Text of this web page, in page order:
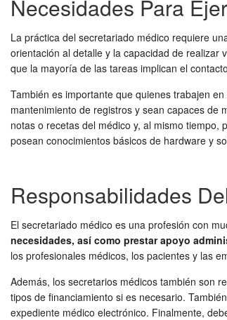
Necesidades Para
La práctica del secretariado médico requiere
orientación al detalle y la capacidad de realizar
que la mayoría de las tareas implican el
También es importante que quienes trabajen
mantenimiento de registros y sean capaces de
notas o recetas del médico y, al mismo
posean conocimientos básicos de hardware y
Responsabilidades
El secretariado médico es una profesión con
necesidades, así como prestar apoyo
los profesionales médicos, los pacientes y las
Además, los secretarios médicos también son
tipos de financiamiento si es necesario.
expediente médico electrónico. Finalmente,